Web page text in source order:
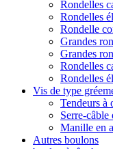
Rondelles
Rondelles
Rondelle
Grandes
Grandes
Rondelles
Rondelles
Vis de type
Tendeurs à
Serre-
Manille en
Autres boulons